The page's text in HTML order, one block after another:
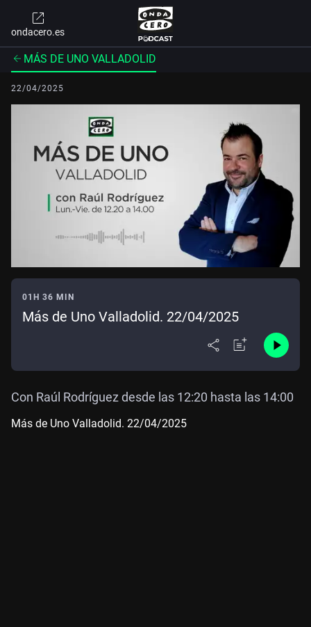
ondacero.es
MÁS DE UNO VALLADOLID
22/04/2025
01H 36 MIN
Más de Uno Valladolid. 22/04/2025
Con Raúl Rodríguez desde las 12:20 hasta las 14:00
Más de Uno Valladolid. 22/04/2025